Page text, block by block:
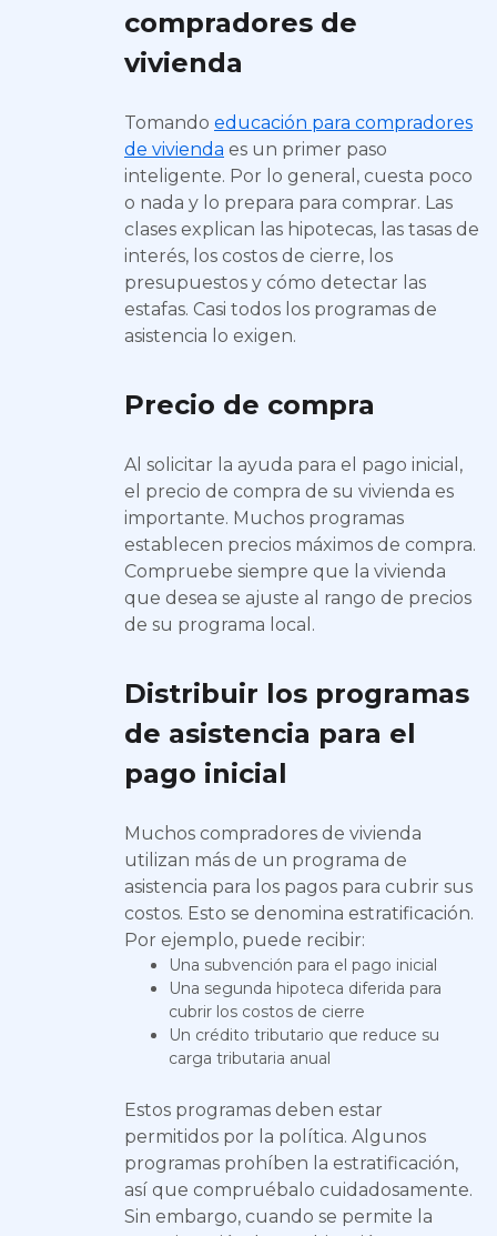
compradores de
vivienda
Tomando educación para compradores
de vivienda es un primer paso
inteligente. Por lo general, cuesta poco
o nada y lo prepara para comprar. Las
clases explican las hipotecas, las tasas de
interés, los costos de cierre, los
presupuestos y cómo detectar las
estafas. Casi todos los programas de
asistencia lo exigen.
Precio de compra
Al solicitar la ayuda para el pago inicial,
el precio de compra de su vivienda es
importante. Muchos programas
establecen precios máximos de compra.
Compruebe siempre que la vivienda
que desea se ajuste al rango de precios
de su programa local.
Distribuir los programas
de asistencia para el
pago inicial
Muchos compradores de vivienda
utilizan más de un programa de
asistencia para los pagos para cubrir sus
costos. Esto se denomina estratificación.
Por ejemplo, puede recibir:
Una subvención para el pago inicial
Una segunda hipoteca diferida para
cubrir los costos de cierre
Un crédito tributario que reduce su
carga tributaria anual
Estos programas deben estar
permitidos por la política. Algunos
programas prohíben la estratificación,
así que compruébalo cuidadosamente.
Sin embargo, cuando se permite la